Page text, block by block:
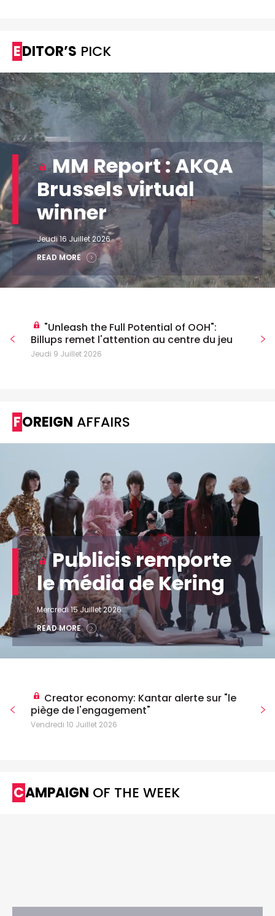
EDITOR’S PICK
MM Report : AKQA
Brussels virtual
winner
Jeudi 16 Juillet 2026
READ MORE
"Unleash the Full Potential of OOH":
Billups remet l'attention au centre du jeu
Jeudi 9 Juillet 2026
FOREIGN AFFAIRS
Publicis remporte
le média de Kering
Mercredi 15 Juillet 2026
READ MORE
Creator economy: Kantar alerte sur "le
piège de l'engagement"
Vendredi 10 Juillet 2026
CAMPAIGN OF THE WEEK